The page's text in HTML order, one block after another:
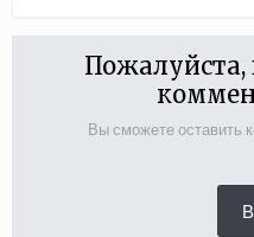
Пожалуйста,
Вы сможете оставить